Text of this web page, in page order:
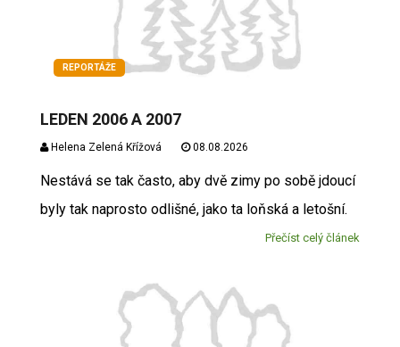
REPORTÁŽE
LEDEN 2006 A 2007
Helena Zelená Křížová 08.08.2026
Nestává se tak často, aby dvě zimy po sobě jdoucí
byly tak naprosto odlišné, jako ta loňská a letošní.
Přečíst celý článek